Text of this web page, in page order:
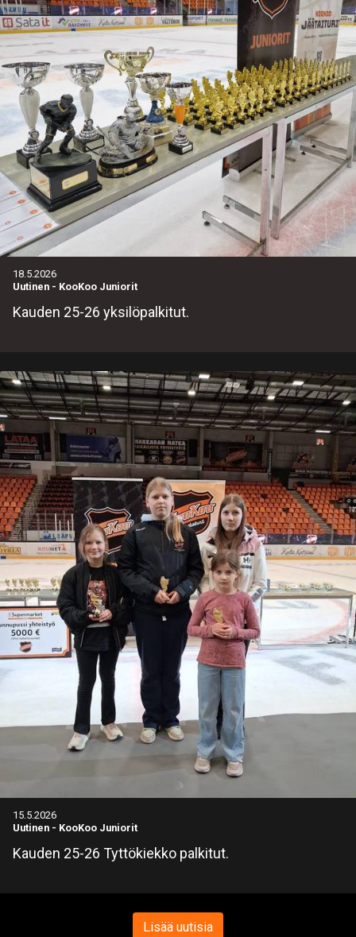
18.5.2026
Uutinen - KooKoo Juniorit
Kauden 25-26 yksilöpalkitut.
15.5.2026
Uutinen - KooKoo Juniorit
Kauden 25-26 Tyttökiekko palkitut.
Lisää uutisia